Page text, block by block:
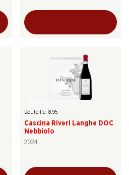
Bouteille: 8.95
Cascina Riveri Langhe DOC
Nebbiolo
2024